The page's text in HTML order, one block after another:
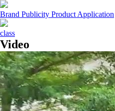
Brand Publicity Product Application
class
Video